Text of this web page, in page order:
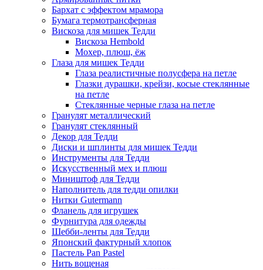
Бархат с эффектом мрамора
Бумага термотрансферная
Вискоза для мишек Тедди
Вискоза Hembold
Мохер, плюш, ёж
Глаза для мишек Тедди
Глаза реалистичные полусфера на петле
Глазки дурашки, крейзи, косые стеклянные
на петле
Стеклянные черные глаза на петле
Гранулят металлический
Гранулят стеклянный
Декор для Тедди
Диски и шплинты для мишек Тедди
Инструменты для Тедди
Искусственный мех и плюш
Миништоф для Тедди
Наполнитель для тедди опилки
Нитки Gutermann
Фланель для игрушек
Фурнитура для одежды
Шебби-ленты для Тедди
Японский фактурный хлопок
Пастель Pan Pastel
Нить вощеная